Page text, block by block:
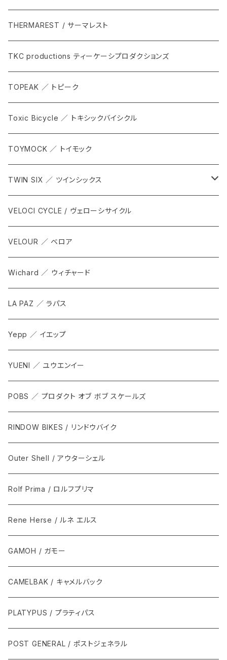
THERMAREST / サーマレスト
TKC productions ティーケーシプロダクションズ
TOPEAK ／ トピーク
Toxic Bicycle ／ トキシックバイシクル
TOYMOCK ／ トイモック
TWIN SIX ／ ツインシックス
ALL
Tops
Bottoms
Accesorries
VELOCI CYCLE / ヴェローシサイクル
VELOUR ／ ベロア
Wichard ／ ウィチャード
LA PAZ ／ ラパス
Yepp ／ イエップ
YUENI ／ ユウエンイー
POBS ／ プロダクト オブ ボブ スケールズ
RINDOW BIKES / リンドウバイク
Outer Shell / アウターシェル
Rolf Prima / ロルフプリマ
Rene Herse / ルネ エルス
GAMOH / ガモー
CAMELBAK / キャメルバック
PLATYPUS / プラティパス
POST GENERAL / ポストジェネラル